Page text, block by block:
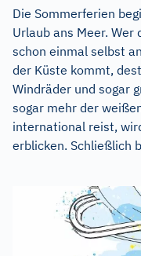
Die Sommerferien
Urlaub ans Meer. Wer
schon einmal selbst
der Küste kommt,
Windräder und sogar
sogar mehr der
international reist,
erblicken. Schließlich